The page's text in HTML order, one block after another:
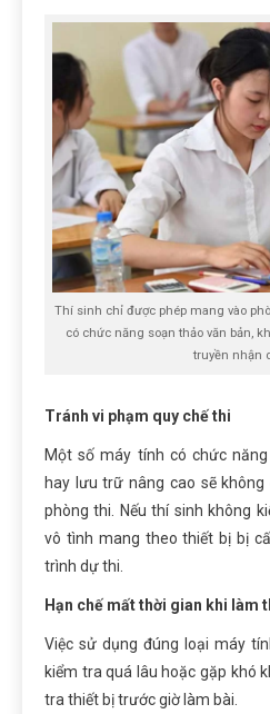
Thí sinh chỉ được phép mang vào
có chức năng soạn thảo văn bản,
truyền nhận
Tránh vi phạm quy chế thi
Một số máy tính có chức
hay lưu trữ nâng cao sẽ
phòng thi. Nếu thí sinh không
vô tình mang theo thiết bị bị
trình dự thi.
Hạn chế mất thời gian khi làm
Việc sử dụng đúng loại máy
kiểm tra quá lâu hoặc gặp khó
tra thiết bị trước giờ làm bài.